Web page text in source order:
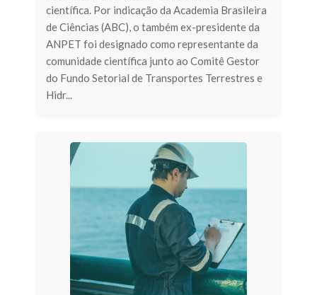
científica. Por indicação da Academia Brasileira
de Ciências (ABC), o também ex-presidente da
ANPET foi designado como representante da
comunidade científica junto ao Comitê Gestor
do Fundo Setorial de Transportes Terrestres e
Hidr...